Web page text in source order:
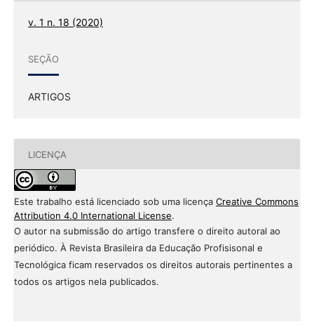
v. 1 n. 18 (2020)
SEÇÃO
ARTIGOS
LICENÇA
Este trabalho está licenciado sob uma licença Creative Commons
Attribution 4.0 International License.
O autor na submissão do artigo transfere o direito autoral ao
periódico. À Revista Brasileira da Educação Profisisonal e
Tecnológica ficam reservados os direitos autorais pertinentes a
todos os artigos nela publicados.